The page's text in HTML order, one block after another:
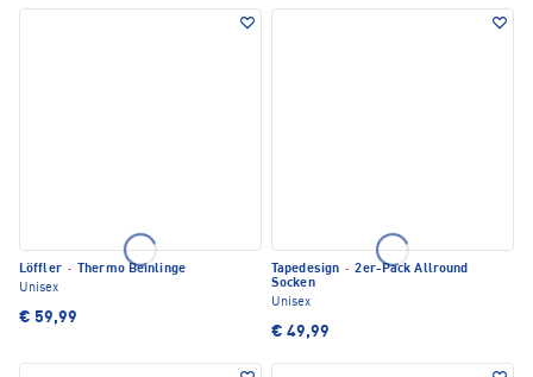
Löffler ·
Thermo Beinlinge
Unisex
€ 59,99
Tapedesign · 2er-Pack Allround
Socken
Unisex
€ 49,99